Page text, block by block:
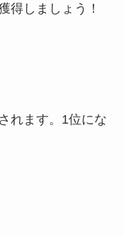
得しましょう！
れます。1位にな